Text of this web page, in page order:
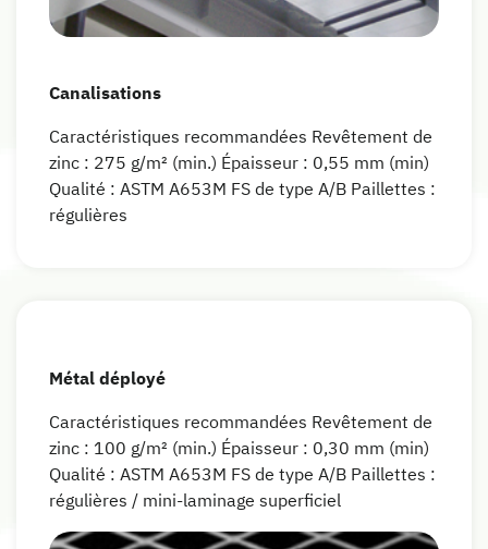
Canalisations
Caractéristiques recommandées Revêtement de
zinc : 275 g/m² (min.) Épaisseur : 0,55 mm (min)
Qualité : ASTM A653M FS de type A/B Paillettes :
régulières
Métal déployé
Caractéristiques recommandées Revêtement de
zinc : 100 g/m² (min.) Épaisseur : 0,30 mm (min)
Qualité : ASTM A653M FS de type A/B Paillettes :
régulières / mini-laminage superficiel